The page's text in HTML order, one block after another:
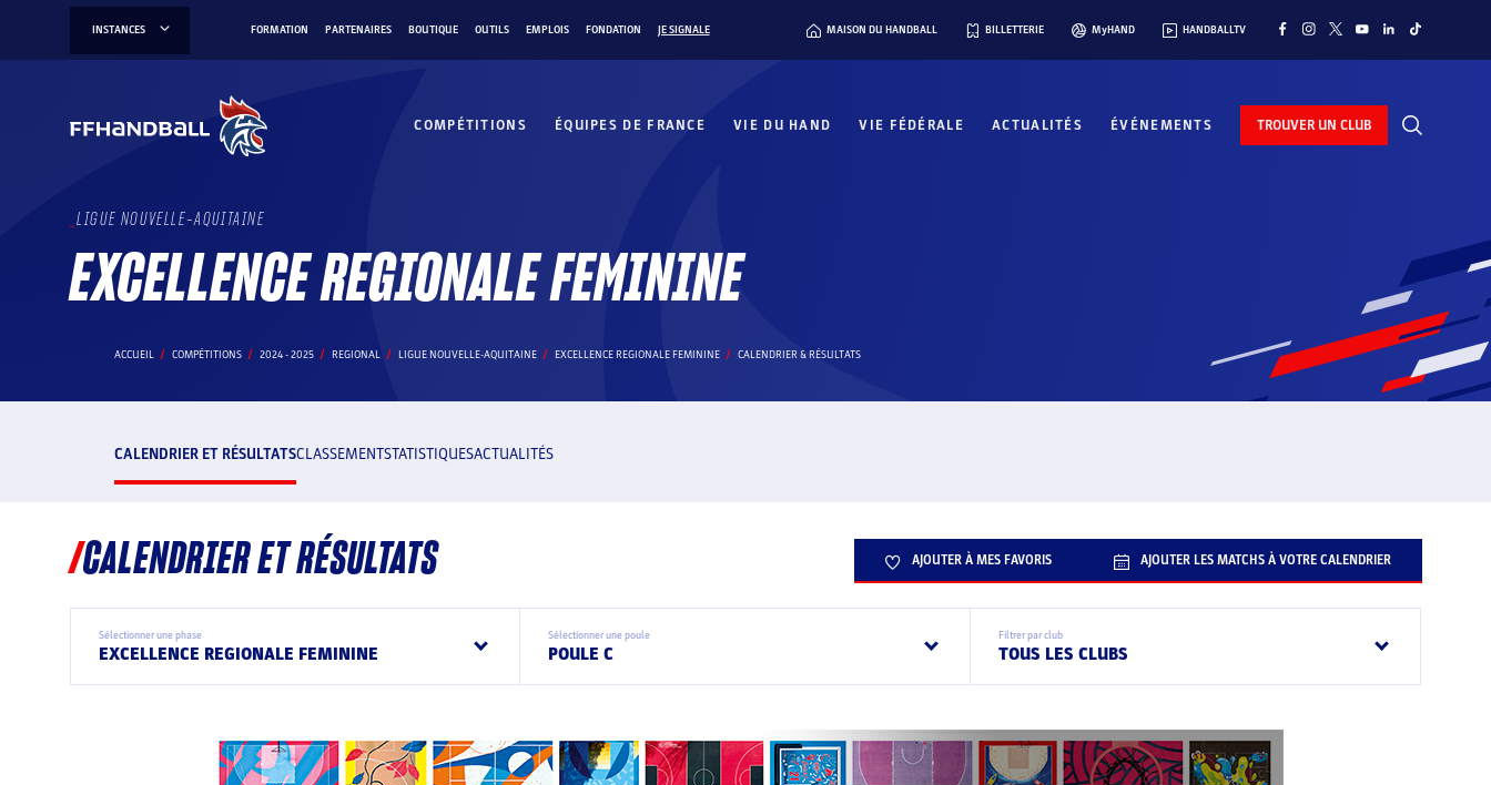
INSTANCES FORMATION PARTENAIRES BOUTIQUE OUTILS EMPLOIS FONDATION JE SIGNALE MAISON DU HANDBALL BILLETTERIE MyHAND HANDBALLTV
COMPÉTITIONS ÉQUIPES DE FRANCE VIE DU HAND VIE FÉDÉRALE ACTUALITÉS ÉVÉNEMENTS TROUVER UN CLUB
LIGUE NOUVELLE-AQUITAINE
EXCELLENCE REGIONALE FEMININE
ACCUEIL COMPÉTITIONS 2024 - 2025 REGIONAL LIGUE NOUVELLE-AQUITAINE EXCELLENCE REGIONALE FEMININE CALENDRIER & RÉSULTATS
CALENDRIER ET RÉSULTATSCLASSEMENTSTATISTIQUESACTUALITÉS
CALENDRIER ET RÉSULTATS AJOUTER À MES FAVORIS AJOUTER LES MATCHS À VOTRE CALENDRIER
Sélectionner une phase
EXCELLENCE REGIONALE FEMININE
Sélectionner une poule
POULE C
Filtrer par club
TOUS LES CLUBS